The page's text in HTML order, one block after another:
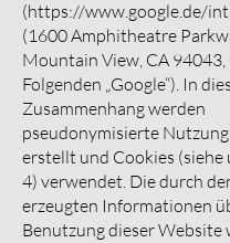
(https://www.google.de/
(1600 Amphitheatre
Mountain View, CA 94043,
Folgenden „Google“). In
Zusammenhang werden
pseudonymisierte
erstellt und Cookies
4) verwendet. Die durch
erzeugten Informationen
Benutzung dieser Website